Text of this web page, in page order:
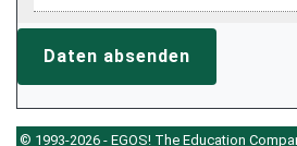
Daten absenden
© 1993-2026 - EGOS! The Education